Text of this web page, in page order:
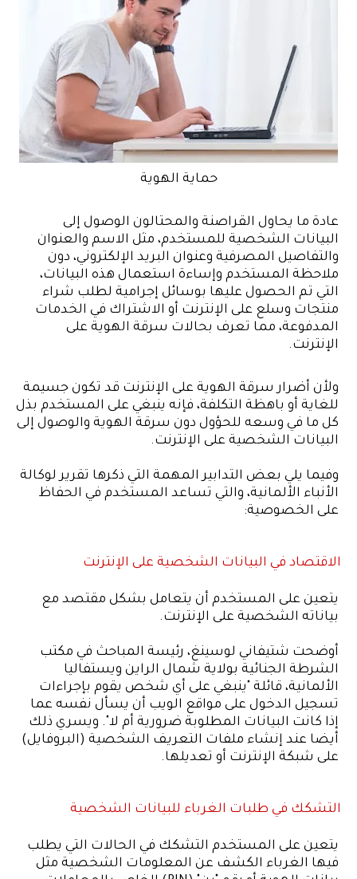
حماية الهوية
عادة ما يحاول القراصنة والمحتالون الوصول إلى
البيانات الشخصية للمستخدم، مثل الاسم والعنوان
والتفاصيل المصرفية وعنوان البريد الإلكتروني، دون
ملاحظة المستخدم وإساءة استعمال هذه البيانات،
التي تم الحصول عليها بوسائل إجرامية لطلب شراء
منتجات وسلع على الإنترنت أو الاشتراك في الخدمات
المدفوعة، مما تعرف بحالات سرقة الهوية على
الإنترنت.
ولأن أضرار سرقة الهوية على الإنترنت قد تكون جسيمة
للغاية أو باهظة التكلفة، فإنه ينبغي على المستخدم بذل
كل ما في وسعه للحؤول دون سرقة الهوية والوصول إلى
البيانات الشخصية على الإنترنت.
وفيما يلي بعض التدابير المهمة التي ذكرها تقرير لوكالة
الأنباء الألمانية، والتي تساعد المستخدم في الحفاظ
على الخصوصية:
الاقتصاد في البيانات الشخصية على الإنترنت
يتعين على المستخدم أن يتعامل بشكل مقتصد مع
بياناته الشخصية على الإنترنت.
أوضحت شتيفاني لوسينغ، رئيسة المباحث في مكتب
الشرطة الجنائية بولاية شمال الراين ويستفاليا
الألمانية، قائلة "ينبغي على أي شخص يقوم بإجراءات
تسجيل الدخول على مواقع الويب أن يسأل نفسه عما
إذا كانت البيانات المطلوبة ضرورية أم لا". ويسري ذلك
أيضا عند إنشاء ملفات التعريف الشخصية (البروفايل)
على شبكة الإنترنت أو تعديلها.
التشكك في طلبات الغرباء للبيانات الشخصية
يتعين على المستخدم التشكك في الحالات التي يطلب
فيها الغرباء الكشف عن المعلومات الشخصية مثل